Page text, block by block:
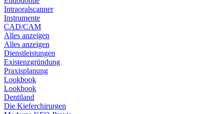
Intraoralscanner
Instrumente
CAD/CAM
Alles anzeigen
Alles anzeigen
Dienstleistungen
Existenzgründung
Praxisplanung
Lookbook
Lookbook
Dentiland
Die Kieferchirurgen